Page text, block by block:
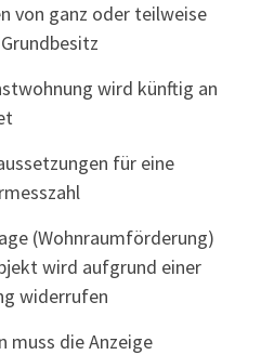
von ganz oder teilweise
wird künftig an
für eine
(Wohnraumförderung)
wird aufgrund einer
widerrufen
muss die Anzeige